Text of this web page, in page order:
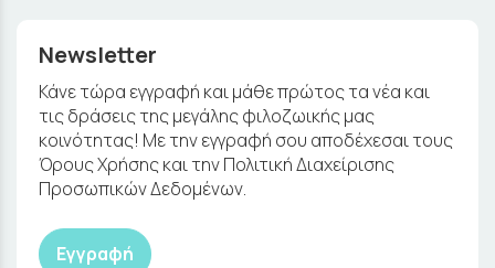
Newsletter
Κάνε τώρα εγγραφή και μάθε πρώτος τα νέα και
τις δράσεις της μεγάλης φιλοζωικής μας
κοινότητας! Με την εγγραφή σου αποδέχεσαι τους
Όρους Χρήσης και την Πολιτική Διαχείρισης
Προσωπικών Δεδομένων.
Εγγραφή